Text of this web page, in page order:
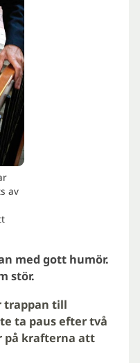
av
med gott humör.
stör.
trappan till
ta paus efter två
på krafterna att